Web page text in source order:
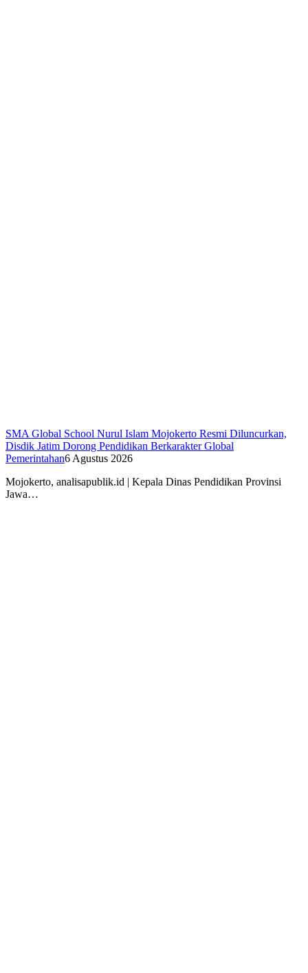
SMA Global School Nurul Islam Mojokerto Resmi Diluncurkan,
Disdik Jatim Dorong Pendidikan Berkarakter Global
Pemerintahan6 Agustus 2026
Mojokerto, analisapublik.id | Kepala Dinas Pendidikan Provinsi
Jawa…